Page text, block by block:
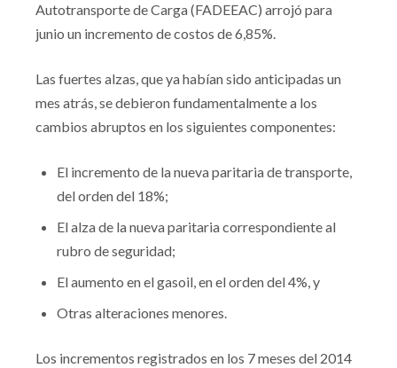
Autotransporte de Carga (FADEEAC) arrojó para
junio un incremento de costos de 6,85%.
Las fuertes alzas, que ya habían sido anticipadas un
mes atrás, se debieron fundamentalmente a los
cambios abruptos en los siguientes componentes:
El incremento de la nueva paritaria de transporte,
del orden del 18%;
El alza de la nueva paritaria correspondiente al
rubro de seguridad;
El aumento en el gasoil, en el orden del 4%, y
Otras alteraciones menores.
Los incrementos registrados en los 7 meses del 2014